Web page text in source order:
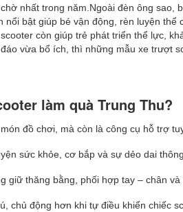
nhất trong năm.Ngoài đèn ông sao,
nổi bật giúp bé vận động, rèn luyện thể
còn giúp trẻ phát triển thể lực,
vừa bổ ích, thì những mẫu xe trượt
làm quà Trung Thu?
đồ chơi, mà còn là công cụ hỗ trợ
sức khỏe, cơ bắp và sự dẻo dai
giữ thăng bằng, phối hợp tay – chân và
chủ động hơn khi tự điều khiển chiếc